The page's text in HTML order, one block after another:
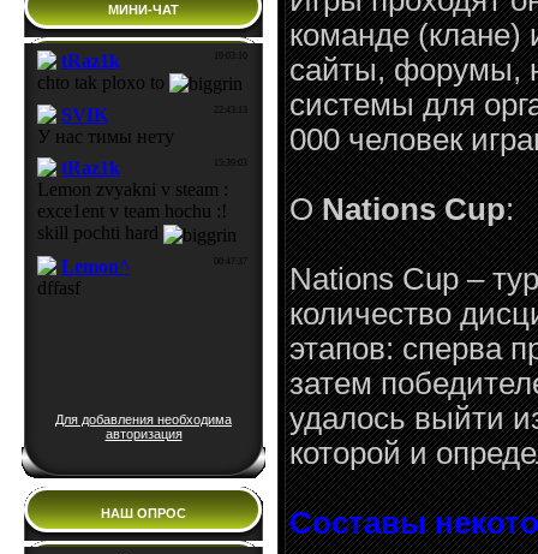
МИНИ-ЧАТ
Для добавления необходима
авторизация
НАШ ОПРОС
команде (клане)
сайты, форумы,
системы для
000 человек
ОNations Cup:
Nations Cup –
количество
этапов: сперва
затем
удалось выйти
которой и
Составы